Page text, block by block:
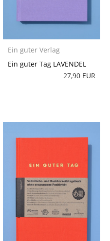
Ein guter Verlag
Ein guter Tag LAVENDEL
27,90 EUR